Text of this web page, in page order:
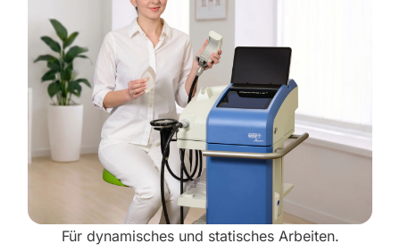
Für dynamisches und statisches Arbeiten.